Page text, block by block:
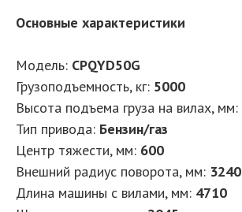
Основные характеристики
Модель: CPQYD50G
Грузоподъемность, кг: 5000
Высота подъема груза на вилах, мм:
Тип привода: Бензин/газ
Центр тяжести, мм: 600
Внешний радиус поворота, мм: 3240
Длина машины с вилами, мм: 4710